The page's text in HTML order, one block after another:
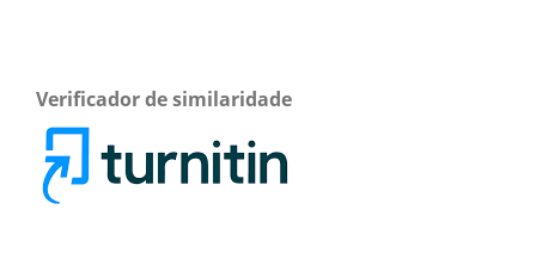
Verificador de similaridade